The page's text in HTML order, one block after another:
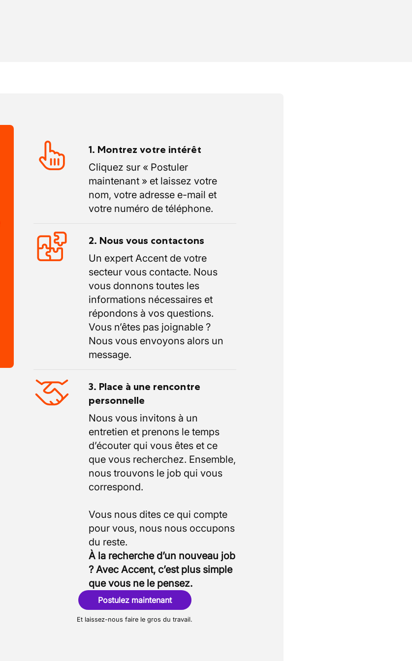
1. Montrez votre intérêt
Cliquez sur « Postuler
maintenant » et laissez votre
nom, votre adresse e-mail et
votre numéro de téléphone.
2. Nous vous contactons
Un expert Accent de votre
secteur vous contacte. Nous
vous donnons toutes les
informations nécessaires et
répondons à vos questions.
Vous n’êtes pas joignable ?
Nous vous envoyons alors un
message.
3. Place à une rencontre
personnelle
Nous vous invitons à un
entretien et prenons le temps
d’écouter qui vous êtes et ce
que vous recherchez. Ensemble,
nous trouvons le job qui vous
correspond.
Vous nous dites ce qui compte
pour vous, nous nous occupons
À la recherche d’un nouveau job
? Avec Accent, c’est plus simple
que vous ne le pensez.
Postulez maintenant
Et laissez-nous faire le gros du travail.